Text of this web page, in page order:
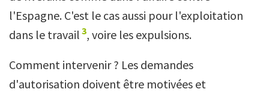
l'Espagne. C'est le cas aussi pour l'exploitation
dans le travail 3, voire les expulsions.
Comment intervenir ? Les demandes
d'autorisation doivent être motivées et